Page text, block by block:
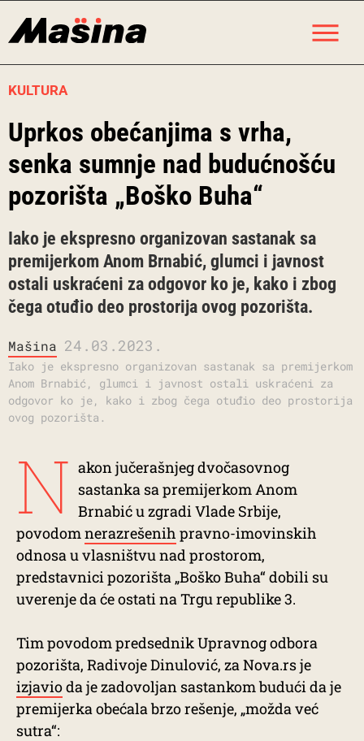
KULTURA
Uprkos obećanjima s vrha,
senka sumnje nad budućnošću
pozorišta „Boško Buha“
Iako je ekspresno organizovan sastanak sa
premijerkom Anom Brnabić, glumci i javnost
ostali uskraćeni za odgovor ko je, kako i zbog
čega otuđio deo prostorija ovog pozorišta.
Mašina 24.03.2023.
Iako je ekspresno organizovan sastanak sa premijerkom
Anom Brnabić, glumci i javnost ostali uskraćeni za
odgovor ko je, kako i zbog čega otuđio deo prostorija
ovog pozorišta.
N akon jučerašnjeg dvočasovnog
sastanka sa premijerkom Anom
Brnabić u zgradi Vlade Srbije,
povodomnerazrešenih pravno-imovinskih
odnosa u vlasništvu nad prostorom,
predstavnici pozorišta „Boško Buha“ dobili su
uverenje da će ostati na Trgu republike 3.
Tim povodom predsednik Upravnog odbora
pozorišta, Radivoje Dinulović, za Nova.rs je
izjavioda je zadovoljan sastankom budući da je
premijerka obećala brzo rešenje, „možda već
sutra“: